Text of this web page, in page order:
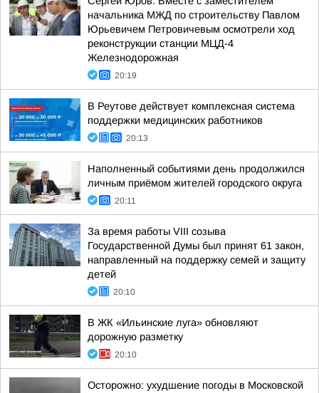
начальника МЖД по строительству Павлом
Юрьевичем Петровичевым осмотрели ход
реконструкции станции МЦД-4
Железнодорожная
20:19
В Реутове действует комплексная система
поддержки медицинских работников
20:13
Наполненный событиями день продолжился
личным приёмом жителей городского округа
20:11
За время работы VIII созыва
Государственной Думы был принят 61 закон,
направленный на поддержку семей и защиту
детей
20:10
В ЖК «Ильинские луга» обновляют
дорожную разметку
20:10
Осторожно: ухудшение погоды в Московской